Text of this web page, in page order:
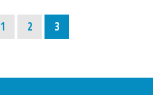
Page
1 Page
2 Page
3